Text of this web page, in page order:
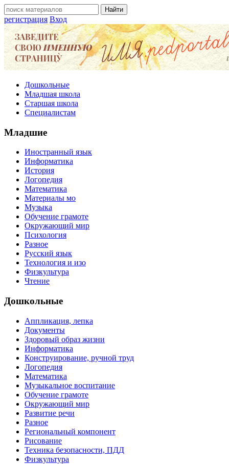
регистрация Вход
Дошкольные
Младшая школа
Старшая школа
Специалистам
Младшие
Иностранный язык
Информатика
История
Логопедия
Математика
Материалы мо
Музыка
Обучение грамоте
Окружающий мир
Психология
Разное
Русский язык
Технология и изо
Физкультура
Чтение
Дошкольные
Аппликация, лепка
Документы
Здоровый образ жизни
Информатика
Конструирование, ручной труд
Логопедия
Математика
Музыкальное воспитание
Обучение грамоте
Окружающий мир
Развитие речи
Разное
Региональный компонент
Рисование
Техника безопасности, ПДД
Физкультура